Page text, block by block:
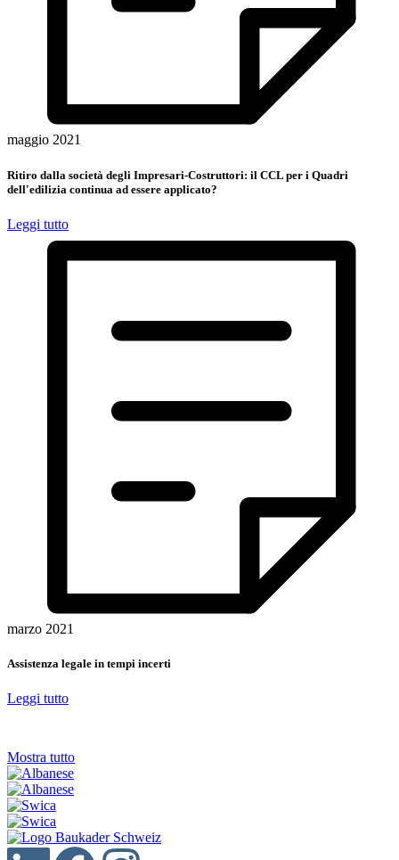
maggio 2021
Ritiro dalla società degli Impresari-Costruttori: il CCL per i Quadri
dell'edilizia continua ad essere applicato?
Leggi tutto
marzo 2021
Assistenza legale in tempi incerti
Leggi tutto
Mostra tutto